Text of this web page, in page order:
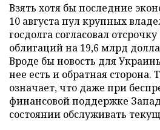
Взять хотя бы последние
10 августа пул крупных
госдолга согласовал
облигаций на 19,6 млрд
Вроде бы новость для
нее есть и обратная сторона.
означает, что даже при
финансовой поддержке
состоянии обслуживать